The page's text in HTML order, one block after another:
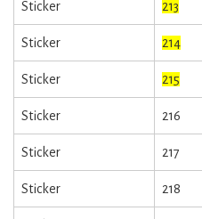
Sticker 213
Sticker 214
Sticker 215
Sticker 216
Sticker 217
Sticker 218